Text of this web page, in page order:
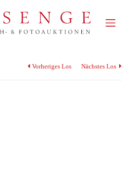
Vorheriges Los Nächstes Los